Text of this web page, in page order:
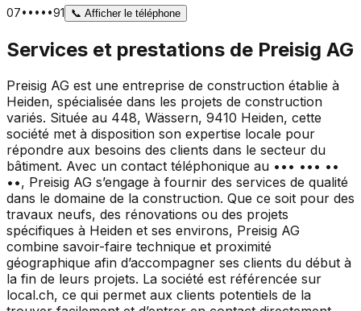
07•••••91 📞 Afficher le téléphone
Services et prestations de Preisig AG
Preisig AG est une entreprise de construction établie à
Heiden, spécialisée dans les projets de construction
variés. Située au 448, Wässern, 9410 Heiden, cette
société met à disposition son expertise locale pour
répondre aux besoins des clients dans le secteur du
bâtiment. Avec un contact téléphonique au ••• ••• ••
••, Preisig AG s’engage à fournir des services de qualité
dans le domaine de la construction. Que ce soit pour des
travaux neufs, des rénovations ou des projets
spécifiques à Heiden et ses environs, Preisig AG
combine savoir-faire technique et proximité
géographique afin d’accompagner ses clients du début à
la fin de leurs projets. La société est référencée sur
local.ch, ce qui permet aux clients potentiels de la